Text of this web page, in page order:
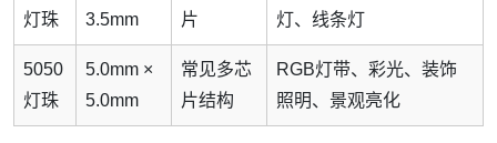
灯珠
3.5mm
片
灯、线条灯
5050
灯珠
5.0mm ×
5.0mm
常见多芯
片结构
RGB灯带、彩光、装饰
照明、景观亮化